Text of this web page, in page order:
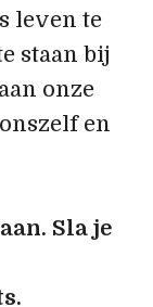
leven te
staan bij
onze
en
Sla je